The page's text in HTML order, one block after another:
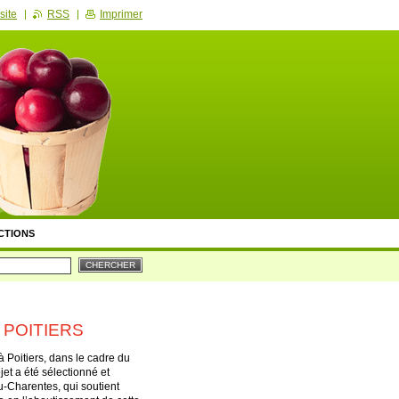
& RECHERCHE
Poitiers, dans le cadre du
a été sélectionné et
Charentes, qui soutient
RSS Imprimer